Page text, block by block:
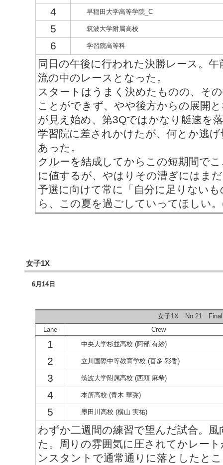
4
早稲田大学高等学院_C
5 筑波大学附属高校
6 学習院高等科
同日の午後に行われた決勝レース。
流の中のレースとなった。
スタートはうまく決めたものの、そ
ことができず、やや後方からの展開
が見え始め、第3Qではかなり艇速を
学習院に差されかけたが、何とか逃
あった。
クルーを結成してからこの短期間で
に値するが、やはりその漕ぎにはま
予選に向けて常に「自分に足りない
ら、この夏を過ごしていってほしい
女子1X
6月14日
女子1X No.21
Lane
Crew
1 中央大学杉並高校 (阿部 有紗)
2 立川国際中等教育学校 (喜多 彩香)
3 筑波大学附属高校 (西頭 麻希)
4 本所高校 (青木 華弥)
5 墨田川高校 (横山 実祐)
わずか二週間の練習で望んだ試合。
た。周りの雰囲気に圧されてかレー
ンスタントで通常通りに落としたと